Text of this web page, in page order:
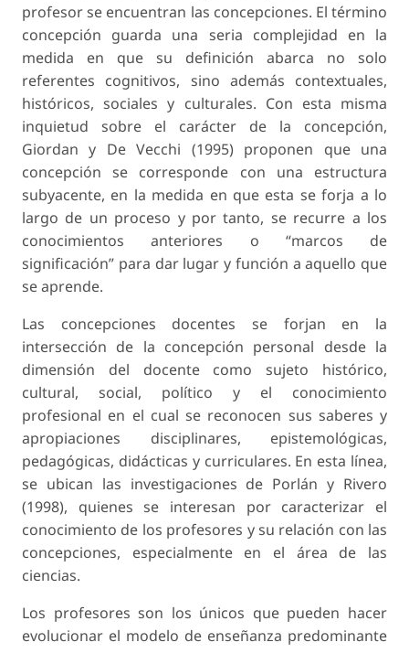
profesor se encuentran las concepciones. El término
concepción guarda una seria complejidad en la
medida en que su definición abarca no solo
referentes cognitivos, sino además contextuales,
históricos, sociales y culturales. Con esta misma
inquietud sobre el carácter de la concepción,
Giordan y De Vecchi (1995) proponen que una
concepción se corresponde con una estructura
subyacente, en la medida en que esta se forja a lo
largo de un proceso y por tanto, se recurre a los
conocimientos anteriores o “marcos de
significación” para dar lugar y función a aquello que
se aprende.
Las concepciones docentes se forjan en la
intersección de la concepción personal desde la
dimensión del docente como sujeto histórico,
cultural, social, político y el conocimiento
profesional en el cual se reconocen sus saberes y
apropiaciones disciplinares, epistemológicas,
pedagógicas, didácticas y curriculares. En esta línea,
se ubican las investigaciones de Porlán y Rivero
(1998), quienes se interesan por caracterizar el
conocimiento de los profesores y su relación con las
concepciones, especialmente en el área de las
ciencias.
Los profesores son los únicos que pueden hacer
evolucionar el modelo de enseñanza predominante